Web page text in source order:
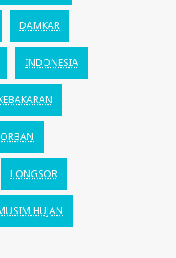
DAMKAR
INDONESIA
LONGSOR
HUJAN